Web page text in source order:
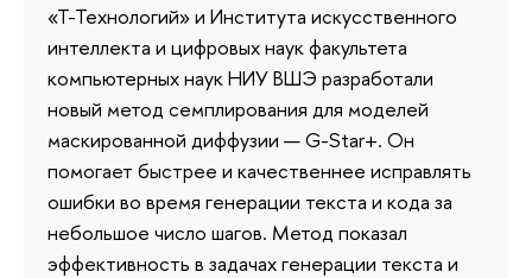
«Т-Технологий» и Института искусственного
интеллекта и цифровых наук факультета
компьютерных наук НИУ ВШЭ разработали
новый метод семплирования для моделей
маскированной диффузии — G-Star+. Он
помогает быстрее и качественнее исправлять
ошибки во время генерации текста и кода за
небольшое число шагов. Метод показал
эффективность в задачах генерации текста и